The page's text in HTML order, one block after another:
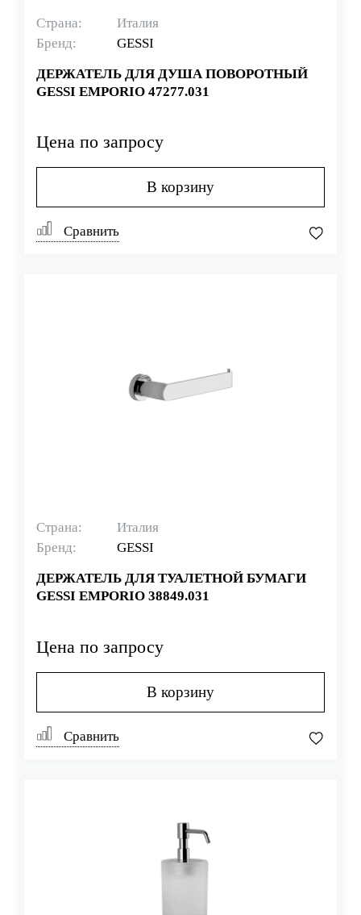
Страна:
Италия
Бренд:
GESSI
ДЕРЖАТЕЛЬ ДЛЯ ДУША ПОВОРОТНЫЙ
GESSI EMPORIO 47277.031
Цена по запросу
В корзину
Сравнить
Страна:
Италия
Бренд:
GESSI
ДЕРЖАТЕЛЬ ДЛЯ ТУАЛЕТНОЙ БУМАГИ
GESSI EMPORIO 38849.031
Цена по запросу
В корзину
Сравнить